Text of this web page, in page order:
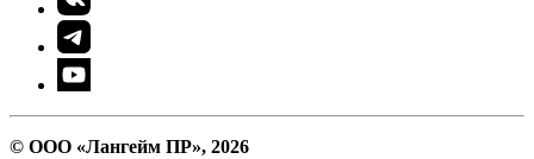
© ООО «Лангейм ПР», 2026